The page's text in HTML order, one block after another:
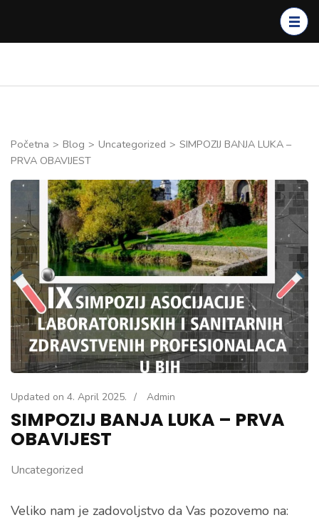
Enter)
Početna > Blog > Uncategorized > SIMPOZIJ BANJA LUKA –
PRVA OBAVIJEST
Updated on 4. April 2025. / Admin
SIMPOZIJ BANJA LUKA – PRVA
OBAVIJEST
Uncategorized
Veliko nam je zadovoljstvo da Vas pozovemo na: